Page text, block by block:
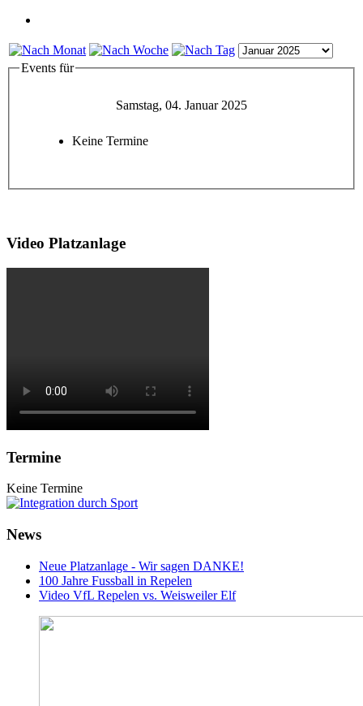
Events für
Samstag, 04. Januar 2025
Keine Termine
Video Platzanlage
Termine
Keine Termine
News
Neue Platzanlage - Wir sagen DANKE!
100 Jahre Fussball in Repelen
Video VfL Repelen vs. Weisweiler Elf